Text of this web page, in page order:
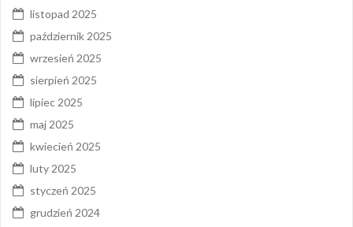
listopad 2025
październik 2025
wrzesień 2025
sierpień 2025
lipiec 2025
maj 2025
kwiecień 2025
luty 2025
styczeń 2025
grudzień 2024